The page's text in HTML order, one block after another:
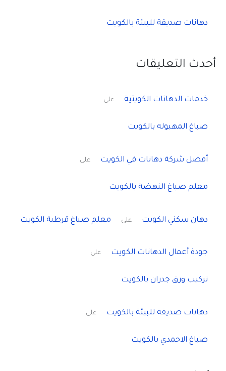
دهانات صديقة للبيئة بالكويت
أحدث التعليقات
خدمات الدهانات الكويتية على
صباغ المهبوله بالكويت
أفضل شركة دهانات في الكويت على
معلم صباغ النهضة بالكويت
دهان سكني الكويت على معلم صباغ قرطبة الكويت
جودة أعمال الدهانات الكويت على
تركيب ورق جدران بالكويت
دهانات صديقة للبيئة بالكويت على
صباغ الاحمدي بالكويت